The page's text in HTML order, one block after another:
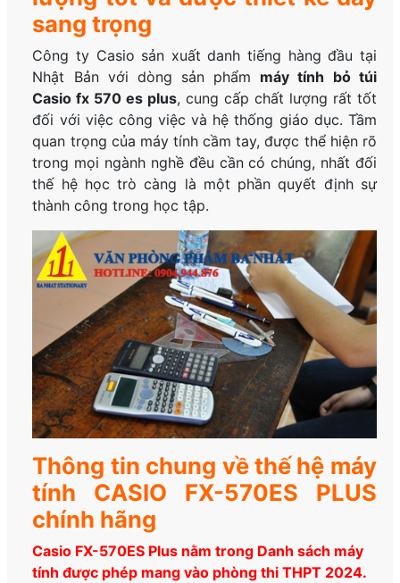
sang trọng
Công ty Casio sản xuất danh tiếng hàng đầu tại
Nhật Bản với dòng sản phẩm máy tính bỏ túi
Casio fx 570 es plus, cung cấp chất lượng rất tốt
đối với việc công việc và hệ thống giáo dục. Tầm
quan trọng của máy tính cầm tay, được thể hiện rõ
trong mọi ngành nghề đều cần có chúng, nhất đối
thế hệ học trò càng là một phần quyết định sự
thành công trong học tập.
Thông tin chung về thế hệ máy
tính CASIO FX-570ES PLUS
chính hãng
Casio FX-570ES Plus nằm trong Danh sách máy
tính được phép mang vào phòng thi THPT 2024.